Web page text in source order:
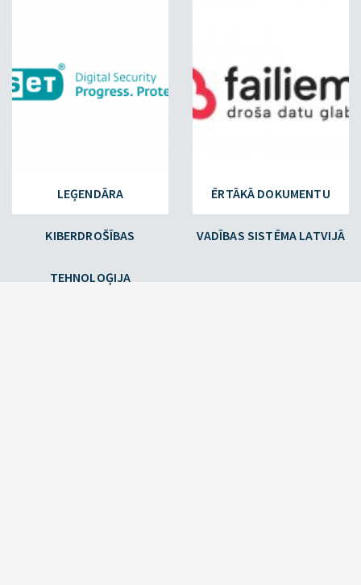
LEĢENDĀRA
KIBERDROŠĪBAS
TEHNOLOĢIJA
ĒRTĀKĀ DOKUMENTU
VADĪBAS SISTĒMA LATVIJĀ